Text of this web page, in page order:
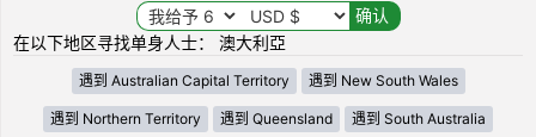
在以下地区寻找单身人士： 澳大利亞
遇到 Australian Capital Territory 遇到 New South Wales
遇到 Northern Territory 遇到 Queensland 遇到 South Australia